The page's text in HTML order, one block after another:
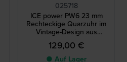
025718
ICE power PW6 23 mm
Rechteckige Quarzuhr im
Vintage-Design aus
Kunstharz mit römischen
Indizes
129,00 €
● Auf Lager